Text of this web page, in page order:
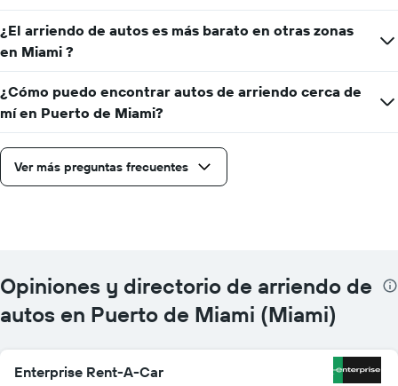
¿El arriendo de autos es más barato en otras zonas
en Miami ?
¿Cómo puedo encontrar autos de arriendo cerca de
mí en Puerto de Miami?
Ver más preguntas frecuentes
Opiniones y directorio de arriendo de
autos en Puerto de Miami (Miami)
Enterprise Rent-A-Car